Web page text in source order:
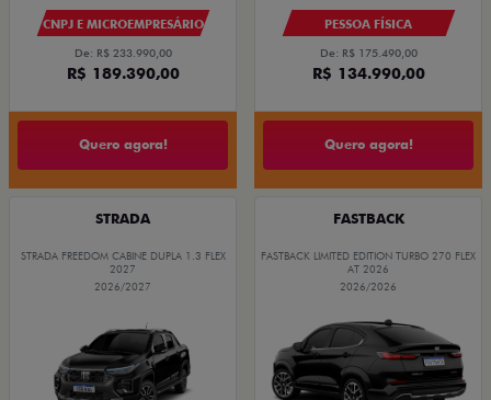
CNPJ E MICROEMPRESÁRIO
De: R$ 233.990,00
R$ 189.390,00
Quero agora!
PESSOA FÍSICA
De: R$ 175.490,00
R$ 134.990,00
Quero agora!
STRADA
STRADA FREEDOM CABINE DUPLA 1.3 FLEX
2027
2026/2027
FASTBACK
FASTBACK LIMITED EDITION TURBO 270 FLEX
AT 2026
2026/2026